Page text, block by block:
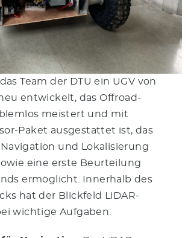
Team der DTU ein UGV von
entwickelt, das Offroad-
meistert und mit
Paket ausgestattet ist, das
und Lokalisierung
eine erste Beurteilung
ermöglicht. Innerhalb des
hat der Blickfeld LiDAR-
wichtige Aufgaben: